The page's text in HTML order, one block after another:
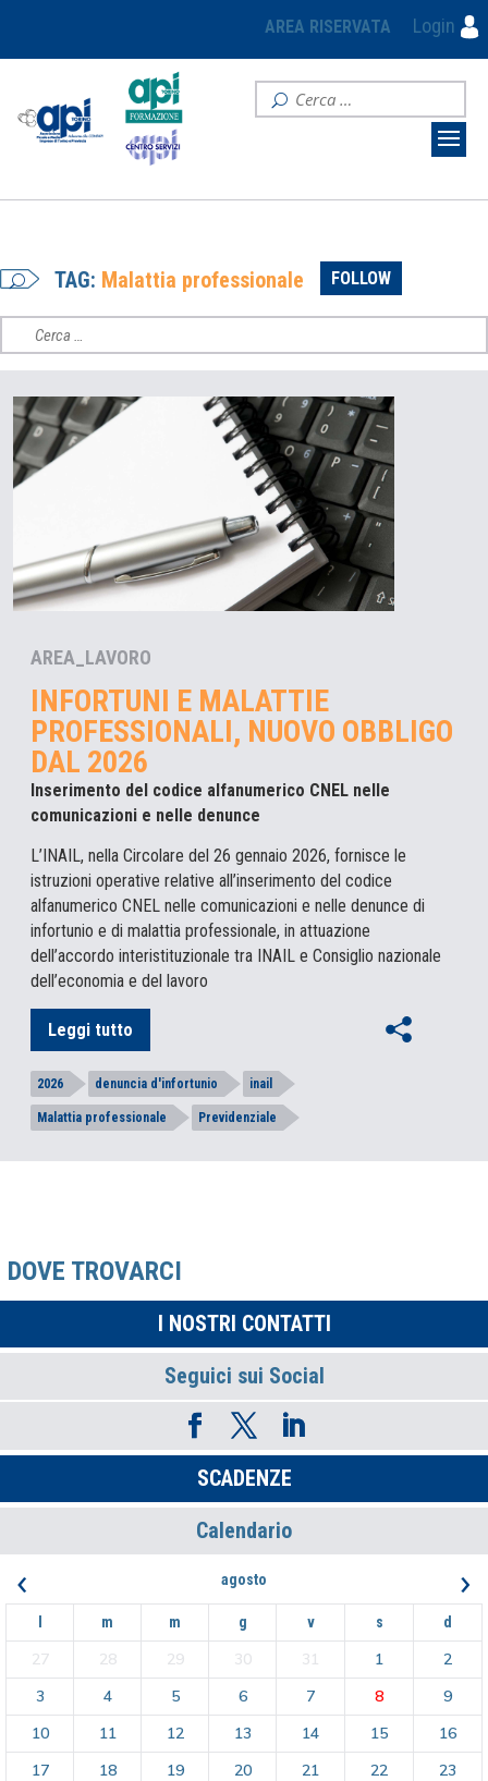
AREA RISERVATA Login
TAG: Malattia professionale FOLLOW
AREA_LAVORO
INFORTUNI E MALATTIE
PROFESSIONALI, NUOVO OBBLIGO
DAL 2026
Inserimento del codice alfanumerico CNEL nelle
comunicazioni e nelle denunce
L’INAIL, nella Circolare del 26 gennaio 2026, fornisce le
istruzioni operative relative all’inserimento del codice
alfanumerico CNEL nelle comunicazioni e nelle denunce di
infortunio e di malattia professionale, in attuazione
dell’accordo interistituzionale tra INAIL e Consiglio nazionale
dell’economia e del lavoro
Leggi tutto
2026 denuncia d'infortunio inail
Malattia professionale Previdenziale
DOVE TROVARCI
I NOSTRI CONTATTI
Seguici sui Social
SCADENZE
Calendario
‹ agosto ›
m m g v s d
27 28 29 30 31 1
2
3
4 5 6 7 8
9
10
11 12 13 14 15
16
17
18 19 20 21 22
23